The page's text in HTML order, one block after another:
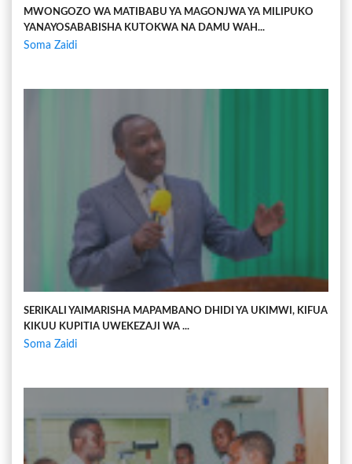
MWONGOZO WA MATIBABU YA MAGONJWA YA MILIPUKO
YANAYOSABABISHA KUTOKWA NA DAMU WAH...
Soma Zaidi
SERIKALI YAIMARISHA MAPAMBANO DHIDI YA UKIMWI, KIFUA
KIKUU KUPITIA UWEKEZAJI WA ...
Soma Zaidi